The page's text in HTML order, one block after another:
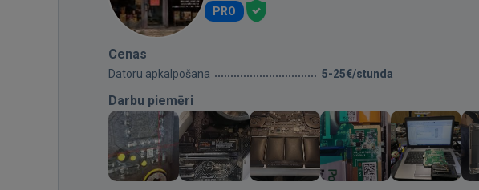
PRO
Cenas
Datoru apkalpošana 5-25€/stunda
Darbu piemēri